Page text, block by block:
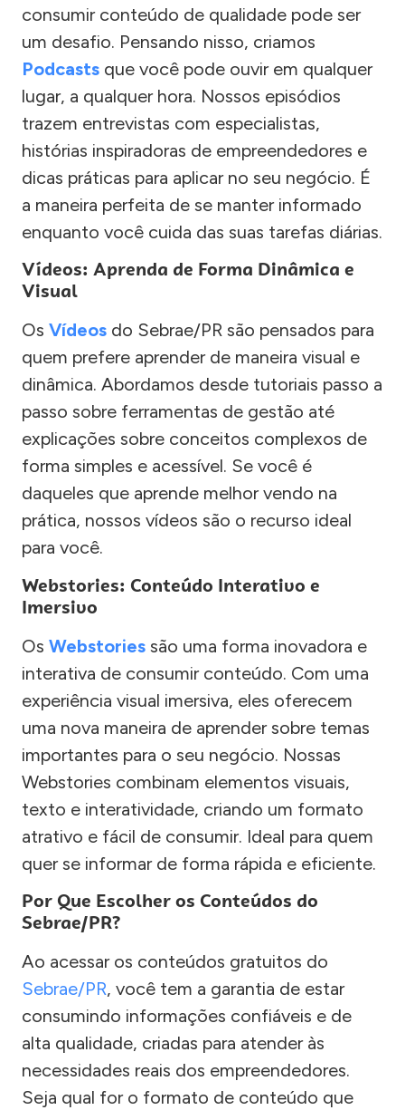
consumir conteúdo de qualidade pode ser
um desafio. Pensando nisso, criamos
Podcasts que você pode ouvir em qualquer
lugar, a qualquer hora. Nossos episódios
trazem entrevistas com especialistas,
histórias inspiradoras de empreendedores e
dicas práticas para aplicar no seu negócio. É
a maneira perfeita de se manter informado
enquanto você cuida das suas tarefas diárias.
Vídeos: Aprenda de Forma Dinâmica e
Visual
Os Vídeos do Sebrae/PR são pensados para
quem prefere aprender de maneira visual e
dinâmica. Abordamos desde tutoriais passo a
passo sobre ferramentas de gestão até
explicações sobre conceitos complexos de
forma simples e acessível. Se você é
daqueles que aprende melhor vendo na
prática, nossos vídeos são o recurso ideal
para você.
Webstories: Conteúdo Interativo e
Imersivo
Os Webstories são uma forma inovadora e
interativa de consumir conteúdo. Com uma
experiência visual imersiva, eles oferecem
uma nova maneira de aprender sobre temas
importantes para o seu negócio. Nossas
Webstories combinam elementos visuais,
texto e interatividade, criando um formato
atrativo e fácil de consumir. Ideal para quem
quer se informar de forma rápida e eficiente.
Por Que Escolher os Conteúdos do
Sebrae/PR?
Ao acessar os conteúdos gratuitos do
Sebrae/PR, você tem a garantia de estar
consumindo informações confiáveis e de
alta qualidade, criadas para atender às
necessidades reais dos empreendedores.
Seja qual for o formato de conteúdo que